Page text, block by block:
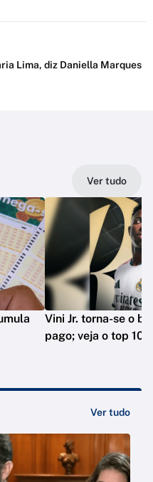
Lima, diz Daniella Marques
Ver tudo
Vini Jr. torna-se o
pago; veja o top 10
Ver tudo